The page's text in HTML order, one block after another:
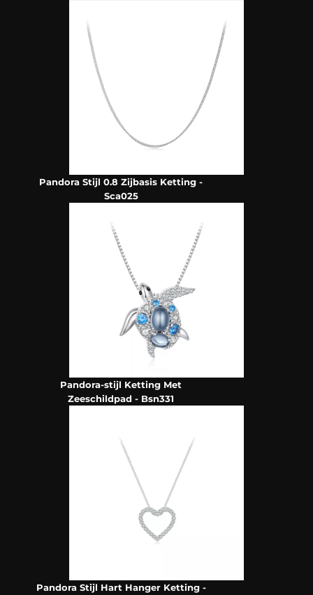
Pandora Stijl 0.8 Zijbasis Ketting -
Sca025
Pandora-stijl Ketting Met
Zeeschildpad - Bsn331
Pandora Stijl Hart Hanger Ketting -